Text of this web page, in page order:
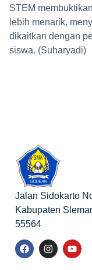
STEM
lebih menarik,
dikaitkan dengan
siswa. (Suharyadi)
Jalan Sidokarto
Kabupaten
55564